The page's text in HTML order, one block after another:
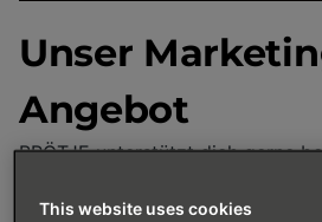
Unser
Angebot
BRÖTJE unterstützt dich gerne
personalisierten – Broschüren
This website uses cookies